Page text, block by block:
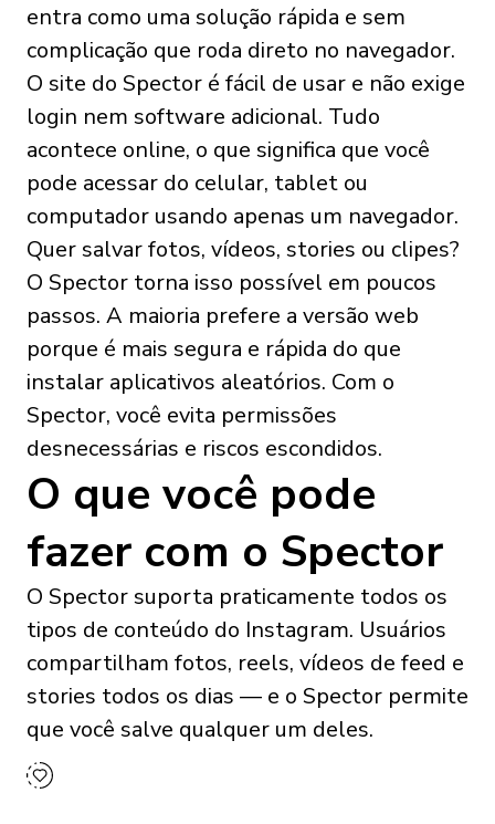
entra como uma solução rápida e sem
complicação que roda direto no navegador.
O site do Spector é fácil de usar e não exige
login nem software adicional. Tudo
acontece online, o que significa que você
pode acessar do celular, tablet ou
computador usando apenas um navegador.
Quer salvar fotos, vídeos, stories ou clipes?
O Spector torna isso possível em poucos
passos. A maioria prefere a versão web
porque é mais segura e rápida do que
instalar aplicativos aleatórios. Com o
Spector, você evita permissões
desnecessárias e riscos escondidos.
O que você pode
fazer com o Spector
O Spector suporta praticamente todos os
tipos de conteúdo do Instagram. Usuários
compartilham fotos, reels, vídeos de feed e
stories todos os dias — e o Spector permite
que você salve qualquer um deles.